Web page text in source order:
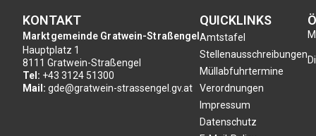
KONTAKT
Marktgemeinde Gratwein-Straßengel
Hauptplatz 1
8111 Gratwein-Straßengel
Tel: +43 3124 51300
Mail: gde@gratwein-strassengel.gv.at
QUICKLINKS
Amtstafel
Stellenausschreibungen
Müllabfuhrtermine
Verordnungen
Impressum
Datenschutz